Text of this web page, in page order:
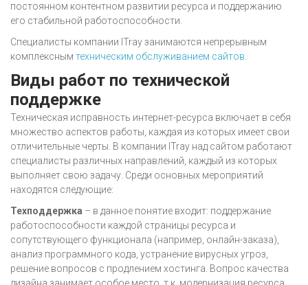
постоянном контентном развитии ресурса и поддержанию
его стабильной работоспособности.
Специалисты компании ITray занимаются непрерывным
комплексным техническим обслуживанием сайтов.
Виды работ по технической
поддержке
Техническая исправность интернет-ресурса включает в себя
множество аспектов работы, каждая из которых имеет свои
отличительные черты. В компании ITray над сайтом работают
специалисты различных направлений, каждый из которых
выполняет свою задачу. Среди основных мероприятий
находятся следующие:
Техподдержка – в данное понятие входит: поддержание
работоспособности каждой страницы ресурса и
сопутствующего функционала (например, онлайн-заказа),
анализ программного кода, устранение вирусных угроз,
решение вопросов с продлением хостинга. Вопрос качества